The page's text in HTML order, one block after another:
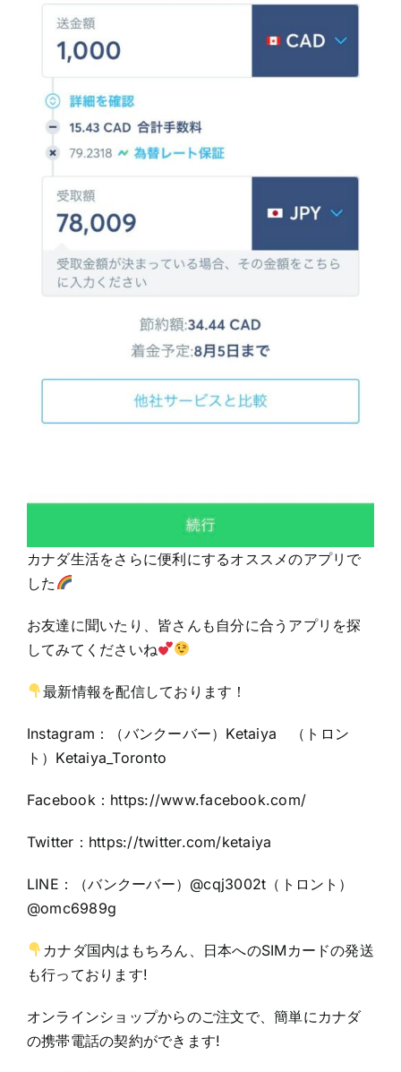
カナダ生活をさらに便利にするオススメのアプリで
した
お友達に聞いたり、皆さんも自分に合うアプリを探
してみてくださいね
最新情報を配信しております！
Instagram：（バンクーバー）Ketaiya （トロン
ト）Ketaiya_Toronto
Facebook： https://www.facebook.com/
Twitter：https://twitter.com/ketaiya
LINE：（バンクーバー）@cqj3002t（トロント）
@omc6989g
カナダ国内はもちろん、日本へのSIMカードの発送
も行っております!
オンラインショップからのご注文で、簡単にカナダ
の携帯電話の契約ができます!